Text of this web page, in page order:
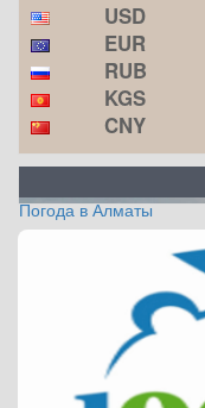
USD
EUR
RUB
KGS
CNY
Погода в Алматы